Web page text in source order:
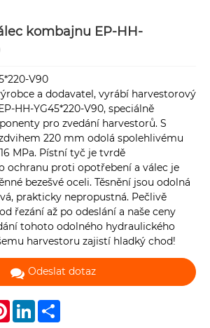
kombajnu EP-HH-
V90
a dodavatel, vyrábí harvestorový
HH-YG45*220-V90, speciálně
pro zvedání harvestorů. S
220 mm odolá spolehlivému
MPa. Pístní tyč je tvrdě
ochranu proti opotřebení a válec je
bezešvé oceli. Těsnění jsou odolná
prakticky nepropustná. Pečlivě
řezání až po odeslání a naše ceny
tohoto odolného hydraulického
harvestoru zajistí hladký chod!
Odeslat dotaz
PinterestLinkedIn